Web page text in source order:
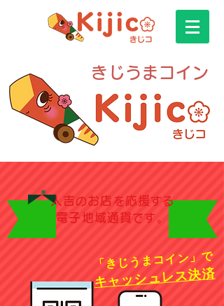
きじうまコイン
人吉のお店 を応援する
電子地域通貨です。
「きじうまコイン」で
キャッシュレス決済